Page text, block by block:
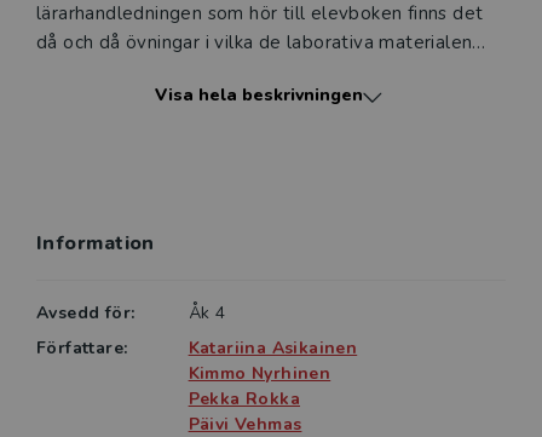
lärarhandledningen som hör till elevboken finns det
då och då övningar i vilka de laborativa materialen
Laborativt material 5-pack innehåller:
• Euro (10, 5, 2, 1 euro och 10, 20, 50, 5, 2, 1 cent)
längd, massa och volym)
• En meterlinjal (graderad i decimeter, centimeter och
Visa hela beskrivningen
Information
Avsedd för:
Åk 4
Författare:
Katariina Asikainen
Kimmo Nyrhinen
Pekka Rokka
Päivi Vehmas